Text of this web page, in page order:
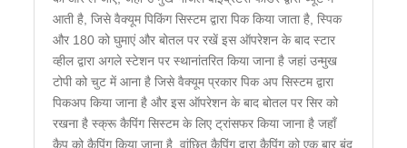
आती है, जिसे वैक्यूम पिकिंग सिस्टम द्वारा पिक किया जाता है, स्पिक
और 180 को घुमाएं और बोतल पर रखें इस ऑपरेशन के बाद स्टार
व्हील द्वारा अगले स्टेशन पर स्थानांतरित किया जाना है जहां उन्मुख
टोपी को चुट में आना है जिसे वैक्यूम प्रकार पिक अप सिस्टम द्वारा
पिकअप किया जाना है और इस ऑपरेशन के बाद बोतल पर सिर को
रखना है स्क्रू कैपिंग सिस्टम के लिए ट्रांसफर किया जाना है जहाँ
कैप को कैपिंग किया जाना है, वांछित कैपिंग द्वारा कैपिंग को एक बार बंद